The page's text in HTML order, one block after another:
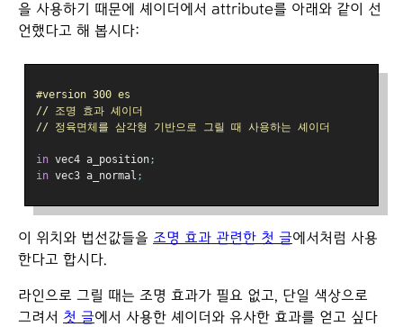
을 사용하기 때문에 셰이더에서 attribute를 아래와 같이 선
언했다고 해 봅시다:
#version 300 es
// 조명 효과 셰이더
// 정육면체를 삼각형 기반으로 그릴 때 사용하는 셰이더
in vec4 a_position;
in vec3 a_normal ;
이 위치와 법선값들을 조명 효과 관련한 첫 글에서처럼 사용
한다고 합시다.
라인으로 그릴 때는 조명 효과가 필요 없고, 단일 색상으로
그려서 첫 글에서 사용한 셰이더와 유사한 효과를 얻고 싶다